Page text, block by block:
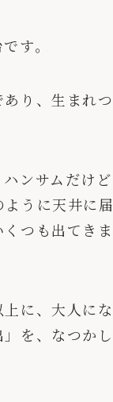
す。
り、生まれつ
ンサムだけど
うに天井に届
つも出てきま
に、大人にな
を、なつかし